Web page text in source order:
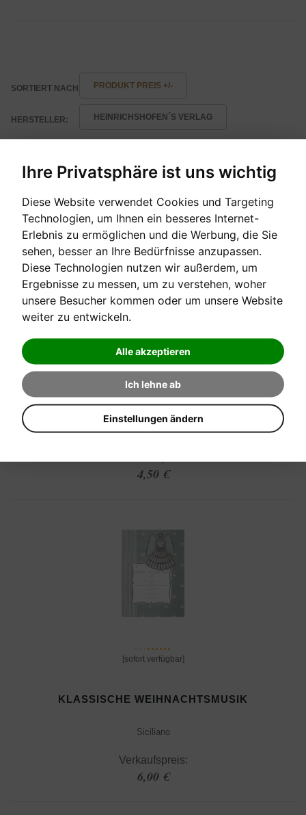
Ihre Privatsphäre ist uns wichtig
Diese Website verwendet Cookies und Targeting
Technologien, um Ihnen ein besseres Internet-
Erlebnis zu ermöglichen und die Werbung, die Sie
sehen, besser an Ihre Bedürfnisse anzupassen.
Diese Technologien nutzen wir außerdem, um
Ergebnisse zu messen, um zu verstehen, woher
unsere Besucher kommen oder um unsere Website
weiter zu entwickeln.
Alle akzeptieren
Ich lehne ab
Einstellungen ändern
SORTIERT NACH PRODUKT PREIS +/-
HERSTELLER: HEINRICHSHOFEN´S VERLAG
Produkte
[sofort verfügbar]
KLASSISCHE WEIHNACHTSMUSIK
Pastorale aus dem Concerto grosso Nr. 8
4,50 €
[sofort verfügbar]
KLASSISCHE WEIHNACHTSMUSIK
Siciliano
Verkaufspreis:
6,00 €